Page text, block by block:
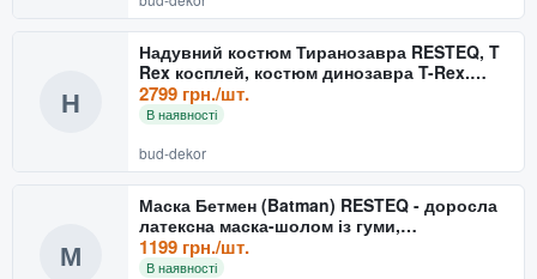
Н
Надувний костюм Тиранозавра RESTEQ, T
Rex косплей, костюм динозавра T-Rex.
Тиранозавр надувний
2799 грн./шт.
В наявності
bud-dekor
М
Маска Бетмен (Batman) RESTEQ - доросла
латексна маска-шолом із гуми,
реалістичний костюмний акс
1199 грн./шт.
В наявності